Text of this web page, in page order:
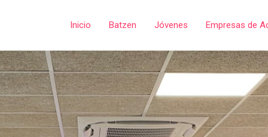
Inicio Batzen Jóvenes Empresas de